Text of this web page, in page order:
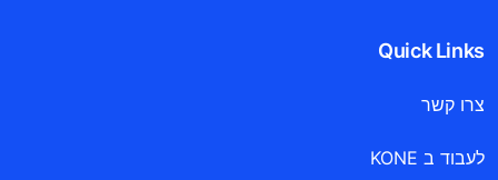
Quick Links
צרו קשר
לעבוד ב KONE